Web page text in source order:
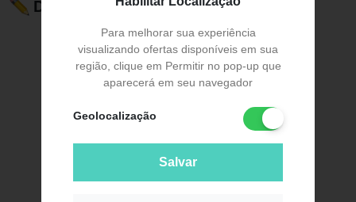
Para melhorar sua experiência
visualizando ofertas disponíveis em sua
região, clique em Permitir no pop-up que
aparecerá em seu navegador
Geolocalização
Salvar
Descrição do Produto